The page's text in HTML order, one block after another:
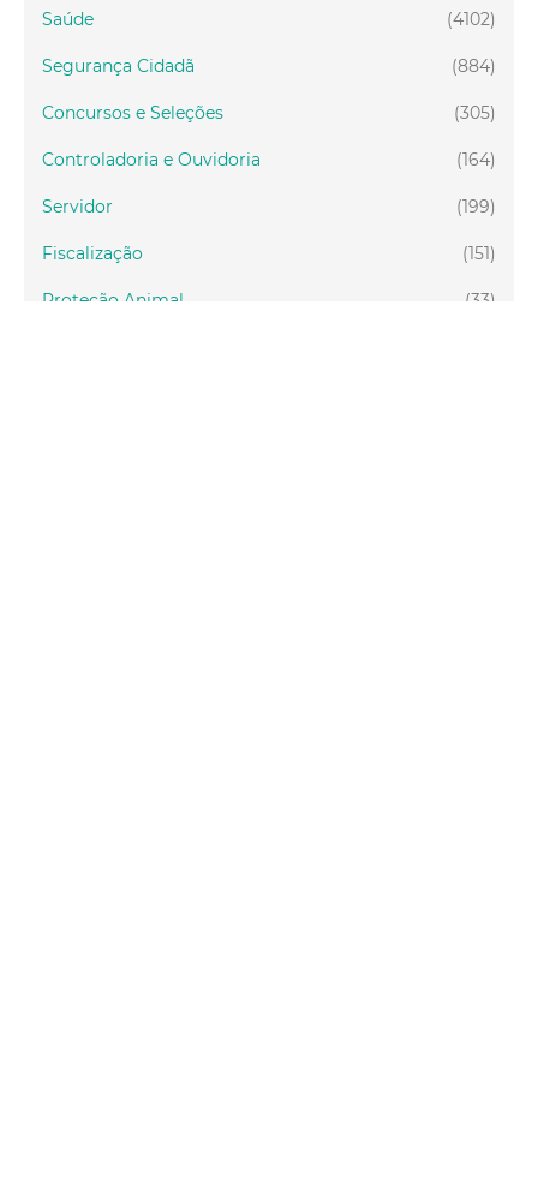
(4102)
Saúde
(884)
Segurança Cidadã
(305)
Concursos e Seleções
(164)
Controladoria e Ouvidoria
(199)
Servidor
(151)
Fiscalização
(33)
Proteção Animal